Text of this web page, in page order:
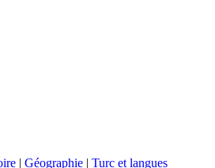
| Géographie | Turc et langues